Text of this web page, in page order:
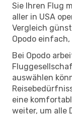
Sie Ihren Flug
aller in USA
Vergleich
Opodo
Bei Opodo
auswählen
eine
weiter, um alle